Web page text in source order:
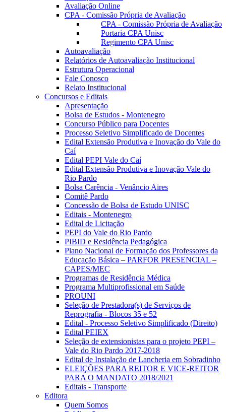
Avaliação Online
CPA - Comissão Própria de Avaliação
CPA - Comissão Própria de Avaliação
Portaria CPA Unisc
Regimento CPA Unisc
Autoavaliação
Relatórios de Autoavaliação Institucional
Estrutura Operacional
Fale Conosco
Relato Institucional
Concursos e Editais
Apresentação
Bolsa de Estudos - Montenegro
Concurso Público para Docentes
Processo Seletivo Simplificado de Docentes
Edital Extensão Produtiva e Inovação do Vale do
Caí
Edital PEPI Vale do Caí
Edital Extensão Produtiva e Inovação Vale do
Rio Pardo
Bolsa Carência - Venâncio Aires
Comitê Pardo
Concessão de Bolsa de Estudo UNISC
Editais - Montenegro
Edital de Licitação
PEPI do Vale do Rio Pardo
PIBID e Residência Pedagógica
Plano Nacional de Formação dos Professores da
Educação Básica – PARFOR PRESENCIAL –
CAPES/MEC
Programas de Residência Médica
Programa Multiprofissional em Saúde
PROUNI
Seleção de Prestadora(s) de Serviços de
Reprografia - Blocos 35 e 52
Edital - Processo Seletivo Simplificado (Direito)
Edital PEIEX
Seleção de extensionistas para o projeto PEPI –
Vale do Rio Pardo 2017-2018
Edital de Instalação de Lancheria em Sobradinho
ELEIÇÕES PARA REITOR E VICE-REITOR
PARA O MANDATO 2018/2021
Editais - Transporte
Editora
Quem Somos